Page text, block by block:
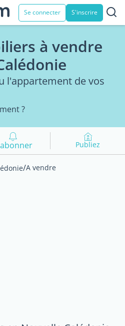
Se connecter S'inscrire
à vendre
l'appartement de vos
?
Publiez
/A vendre